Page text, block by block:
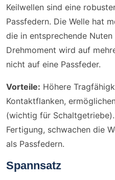
Keilwellen sind eine
Passfedern. Die Welle hat
die in entsprechende
Drehmoment wird auf
nicht auf eine Passfeder.
Vorteile: Höhere
Kontaktflanken,
(wichtig für Schaltgetriebe).
Fertigung, schwachen die
als Passfedern.
Spannsatz